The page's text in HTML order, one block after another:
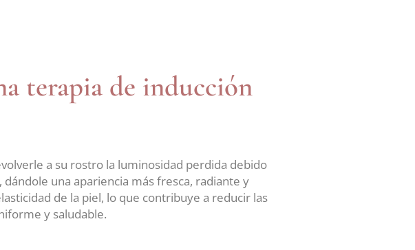
terapia de inducción
a su rostro la luminosidad perdida debido
una apariencia más fresca, radiante y
de la piel, lo que contribuye a reducir las
y saludable.